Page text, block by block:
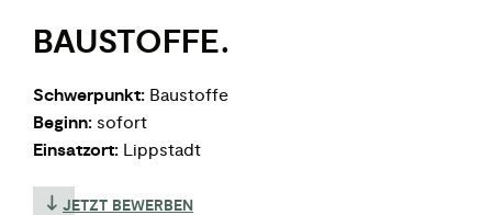
BAUSTOFFE.
Schwerpunkt: Baustoffe
Beginn: sofort
Einsatzort: Lippstadt
JETZT BEWERBEN